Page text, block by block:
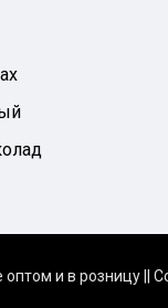
и в розницу ||